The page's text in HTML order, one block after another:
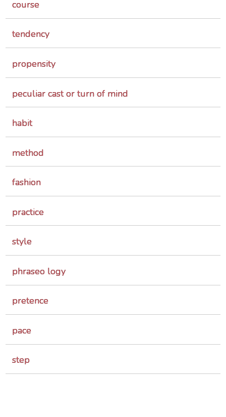
course
tendency
propensity
peculiar cast or turn of mind
habit
method
fashion
practice
style
phraseo logy
pretence
pace
step